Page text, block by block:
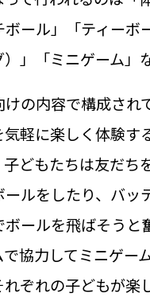
ボール」「ティーボ
」「ミニゲーム」
けの内容で構成され
気軽に楽しく体験す
子どもたちは友だち
ールをしたり、バッ
ボールを飛ばそうと
で協力してミニゲー
れぞれの子どもが楽